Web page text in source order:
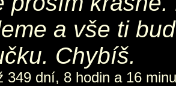
a vše ti
Chybíš.
349 dní, 8 hodin a 16